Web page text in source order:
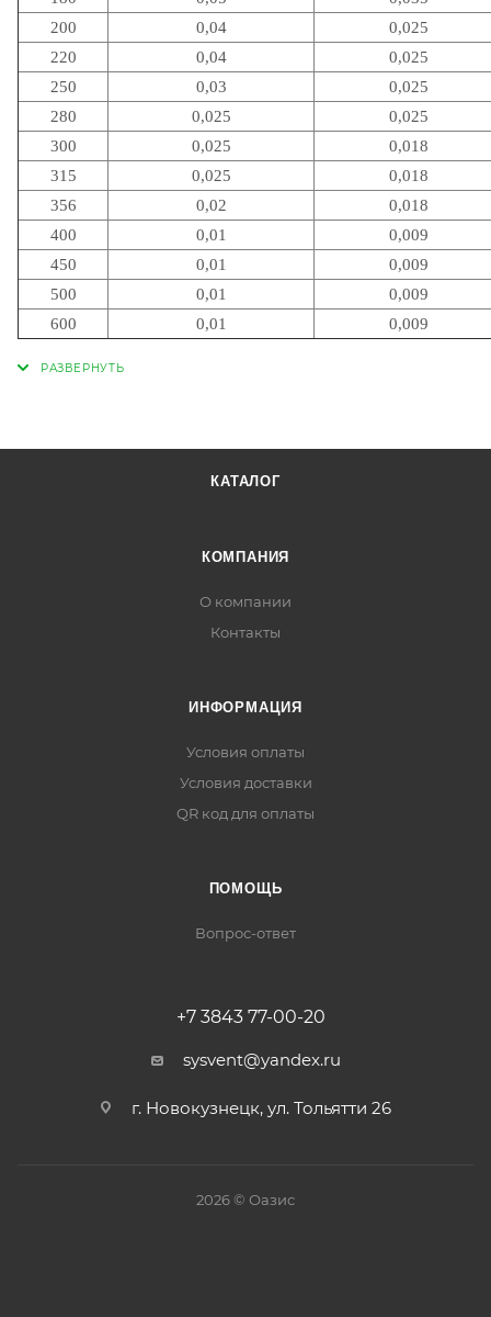
200
0,04
0,025
220
0,04
0,025
250
0,03
0,025
280
0,025
0,025
300
0,025
0,018
315
0,025
0,018
356
0,02
0,018
400
0,01
0,009
450
0,01
0,009
500
0,01
0,009
600
0,01 0,009
КАТАЛОГ
КОМПАНИЯ
О компании
Контакты
ИНФОРМАЦИЯ
Условия оплаты
Условия доставки
QR код для оплаты
ПОМОЩЬ
Вопрос-ответ
+7 3843 77-00-20
sysvent@yandex.ru
г. Новокузнецк, ул. Тольятти 26
2026 © Оазис